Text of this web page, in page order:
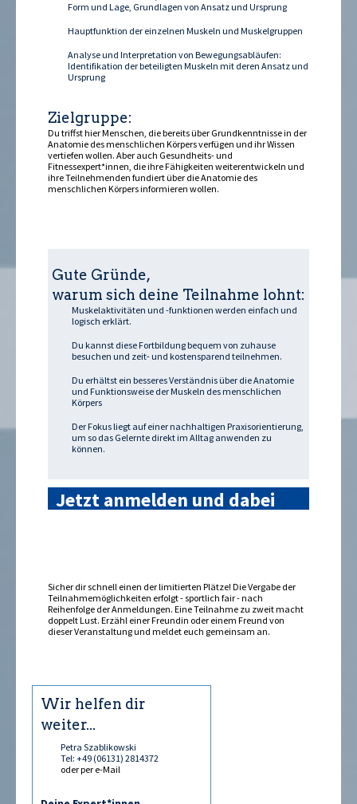
Form und Lage, Grundlagen von Ansatz und Ursprung
Hauptfunktion der einzelnen Muskeln und Muskelgruppen
Analyse und Interpretation von Bewegungsabläufen:
Identifikation der beteiligten Muskeln mit deren Ansatz und
Ursprung
Zielgruppe:
Du triffst hier Menschen, die bereits über Grundkenntnisse in der
Anatomie des menschlichen Körpers verfügen und ihr Wissen
vertiefen wollen. Aber auch Gesundheits- und
Fitnessexpert*innen, die ihre Fähigkeiten weiterentwickeln und
ihre Teilnehmenden fundiert über die Anatomie des
menschlichen Körpers informieren wollen.
Gute Gründe,
warum sich deine Teilnahme lohnt:
Muskelaktivitäten und -funktionen werden einfach und
logisch erklärt.
Du kannst diese Fortbildung bequem von zuhause
besuchen und zeit- und kostensparend teilnehmen.
Du erhältst ein besseres Verständnis über die Anatomie
und Funktionsweise der Muskeln des menschlichen
Körpers
Der Fokus liegt auf einer nachhaltigen Praxisorientierung,
um so das Gelernte direkt im Alltag anwenden zu
können.
Jetzt anmelden und dabei
Sicher dir schnell einen der limitierten Plätze! Die Vergabe der
Teilnahmemöglichkeiten erfolgt - sportlich fair - nach
Reihenfolge der Anmeldungen. Eine Teilnahme zu zweit macht
doppelt Lust. Erzähl einer Freundin oder einem Freund von
dieser Veranstaltung und meldet euch gemeinsam an.
Wir helfen dir
weiter...
Petra Szablikowski
Tel: +49 (06131) 2814372
oder per e-Mail